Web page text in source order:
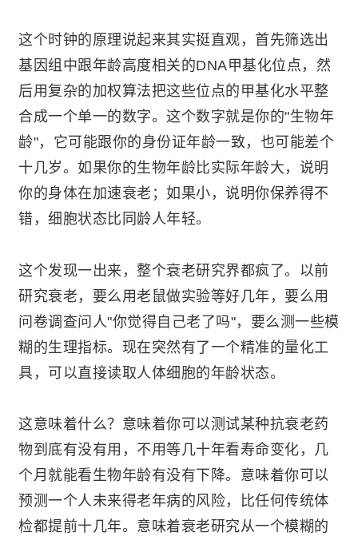
这个时钟的原理说起来其实挺直观，首先筛选出
基因组中跟年龄高度相关的DNA甲基化位点，然
后用复杂的加权算法把这些位点的甲基化水平整
合成一个单一的数字。这个数字就是你的"生物年
龄"，它可能跟你的身份证年龄一致，也可能差个
十几岁。如果你的生物年龄比实际年龄大，说明
你的身体在加速衰老；如果小，说明你保养得不
错，细胞状态比同龄人年轻。
这个发现一出来，整个衰老研究界都疯了。以前
研究衰老，要么用老鼠做实验等好几年，要么用
问卷调查问人"你觉得自己老了吗"，要么测一些模
糊的生理指标。现在突然有了一个精准的量化工
具，可以直接读取人体细胞的年龄状态。
这意味着什么？意味着你可以测试某种抗衰老药
物到底有没有用，不用等几十年看寿命变化，几
个月就能看生物年龄有没有下降。意味着你可以
预测一个人未来得老年病的风险，比任何传统体
检都提前十几年。意味着衰老研究从一个模糊的